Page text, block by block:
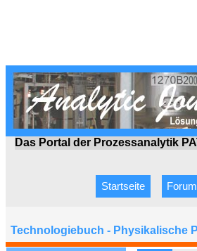
Das Portal der Prozessanalytik
Startseite
Technologiebuch - Physikalische